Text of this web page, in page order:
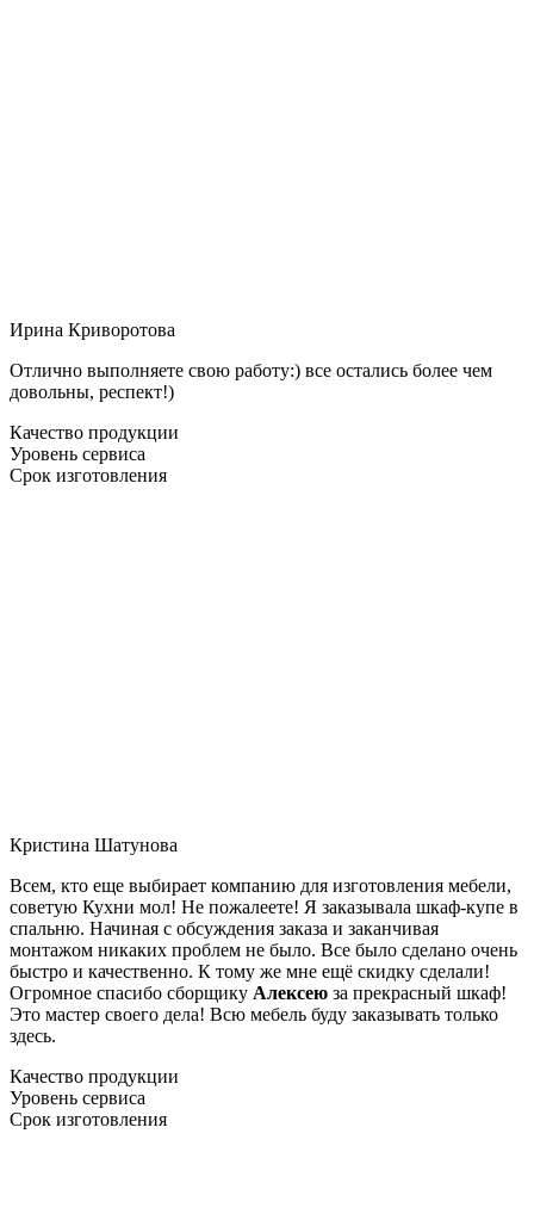
Ирина Криворотова
Отлично выполняете свою работу:) все остались более чем
довольны, респект!)
Качество продукции
Уровень сервиса
Срок изготовления
Кристина Шатунова
Всем, кто еще выбирает компанию для изготовления мебели,
советую Кухни мол! Не пожалеете! Я заказывала шкаф-купе в
спальню. Начиная с обсуждения заказа и заканчивая
монтажом никаких проблем не было. Все было сделано очень
быстро и качественно. К тому же мне ещё скидку сделали!
Огромное спасибо сборщику Алексею за прекрасный шкаф!
Это мастер своего дела! Всю мебель буду заказывать только
здесь.
Качество продукции
Уровень сервиса
Срок изготовления